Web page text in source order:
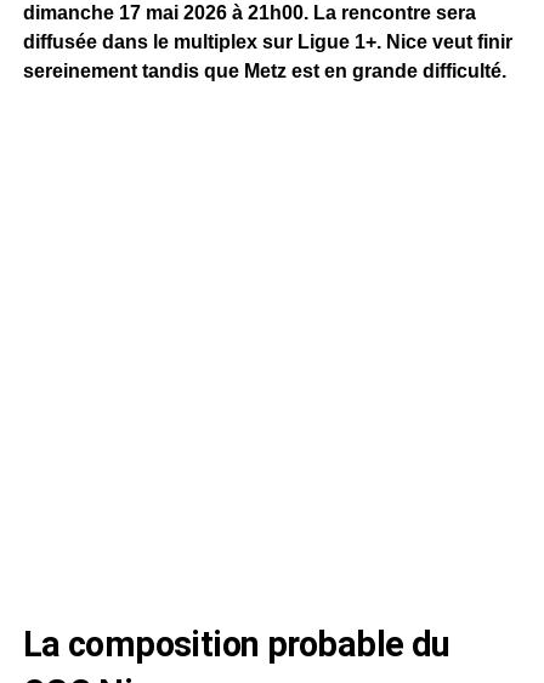
dimanche 17 mai 2026 à 21h00. La rencontre sera
diffusée dans le multiplex sur Ligue 1+. Nice veut finir
sereinement tandis que Metz est en grande difficulté.
La composition probable du